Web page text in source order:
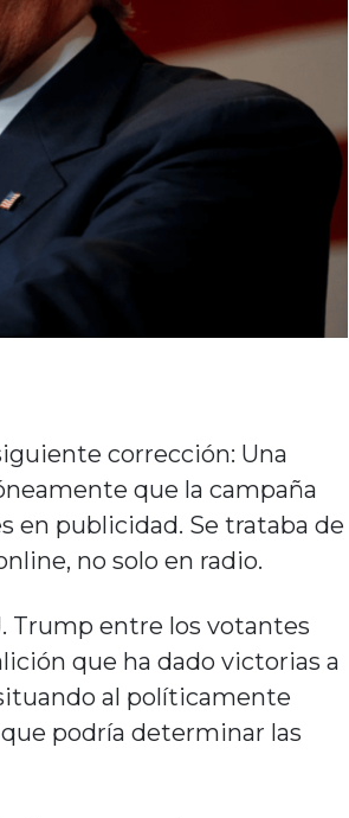
corrección: Una
que la campaña
en publicidad. Se trataba de
no solo en radio.
Trump entre los votantes
que ha dado victorias a
al políticamente
podría determinar las